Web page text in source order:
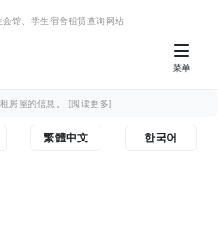
馆、学生宿舍租赁查询网站
菜单
房屋的信息。 [阅读更多]
繁體中文 한국어